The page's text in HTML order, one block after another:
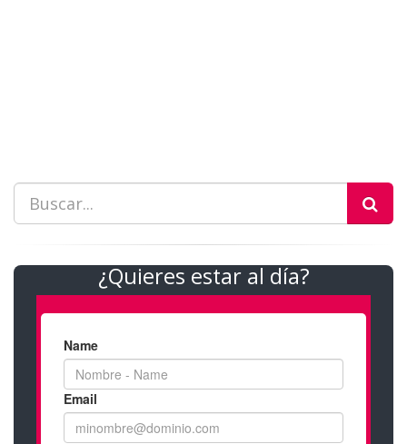
¿Quieres estar al día?